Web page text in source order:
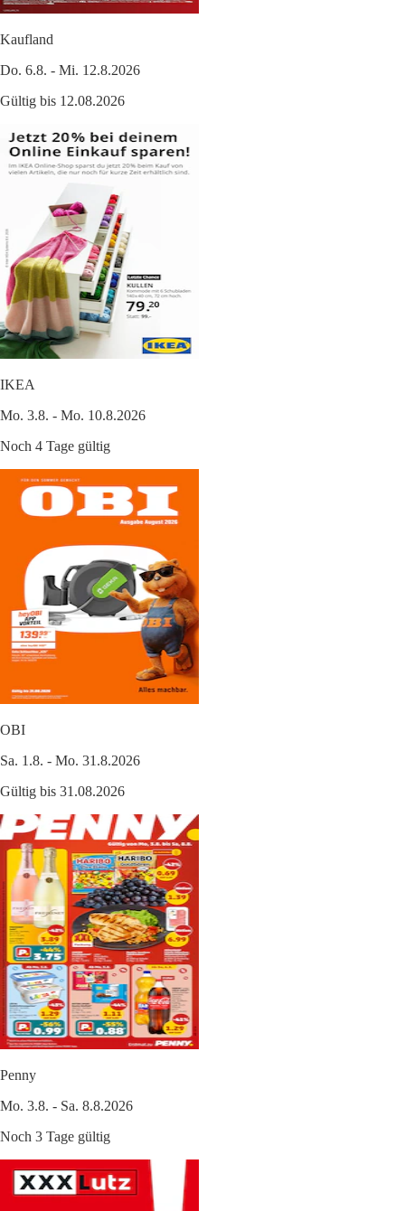
Kaufland
Do. 6.8. - Mi. 12.8.2026
Gültig bis 12.08.2026
IKEA
Mo. 3.8. - Mo. 10.8.2026
Noch 4 Tage gültig
OBI
Sa. 1.8. - Mo. 31.8.2026
Gültig bis 31.08.2026
Penny
Mo. 3.8. - Sa. 8.8.2026
Noch 3 Tage gültig